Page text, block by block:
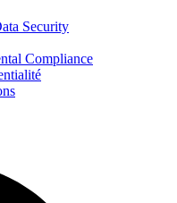
Security
Compliance